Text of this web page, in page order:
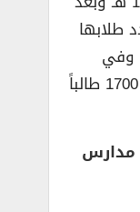
طلابها
وفي
العام 1441 هـ بلغ عدد طلابها 1700 طالباً
مدارس